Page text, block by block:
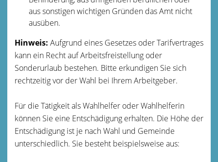
aus sonstigen wichtigen Gründen das Amt nicht
ausüben.
Hinweis: Aufgrund eines Gesetzes oder Tarifvertrages
kann ein Recht auf Arbeitsfreistellung oder
Sonderurlaub bestehen. Bitte erkundigen Sie sich
rechtzeitig vor der Wahl bei Ihrem Arbeitgeber.
Für die Tätigkeit als Wahlhelfer oder Wahlhelferin
können Sie eine Entschädigung erhalten. Die Höhe der
Entschädigung ist je nach Wahl und Gemeinde
unterschiedlich. Sie besteht beispielsweise aus: